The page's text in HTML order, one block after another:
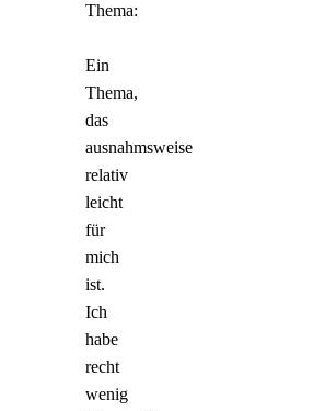
Thema:
Ein
Thema,
das
ausnahmsweise
relativ
leicht
für
mich
ist.
Ich
habe
recht
wenig